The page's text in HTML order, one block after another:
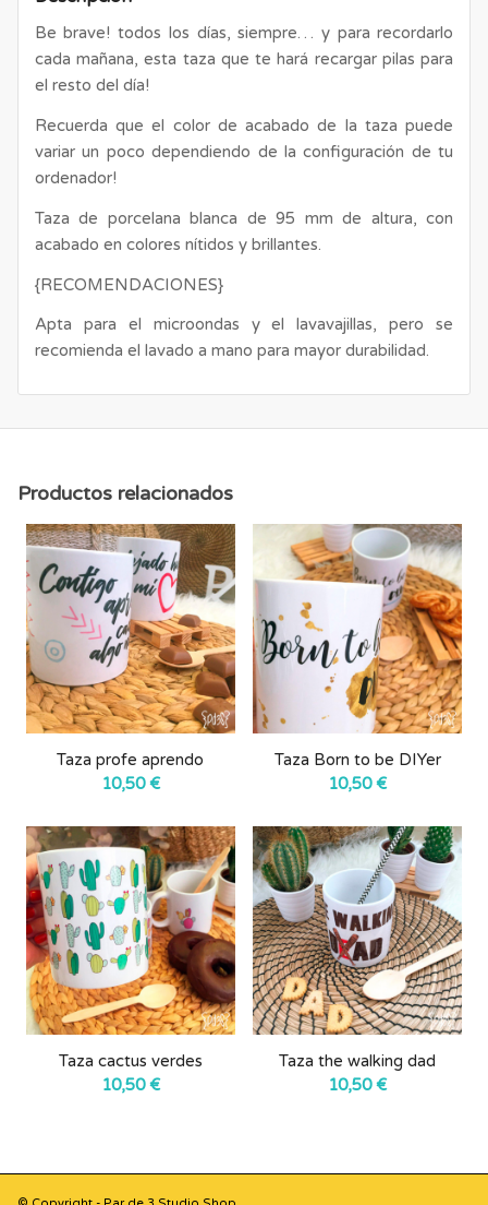
Be brave! todos los días, siempre… y para recordarlo
cada mañana, esta taza que te hará recargar pilas para
el resto del día!
Recuerda que el color de acabado de la taza puede
variar un poco dependiendo de la configuración de tu
ordenador!
Taza de porcelana blanca de 95 mm de altura, con
acabado en colores nítidos y brillantes.
{RECOMENDACIONES}
Apta para el microondas y el lavavajillas, pero se
recomienda el lavado a mano para mayor durabilidad.
Productos relacionados
Taza profe aprendo
10,50€
Taza Born to be DIYer
10,50€
Taza cactus verdes
10,50€
Taza the walking dad
10,50€